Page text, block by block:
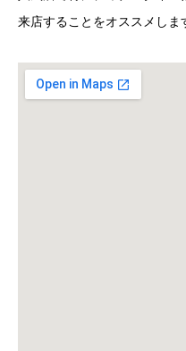
来店することをオススメしま